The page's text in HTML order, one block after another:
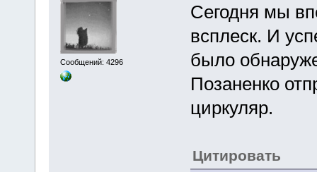
Сообщений: 4296
Сегодня мы
всплеск. И
было
Позаненко
циркуляр.
Цитировать